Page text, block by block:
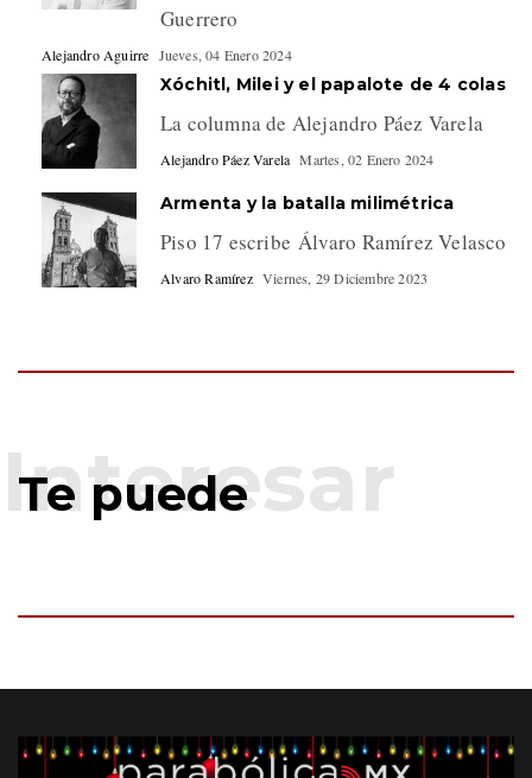
Guerrero
Alejandro Aguirre Jueves, 04 Enero 2024
Xóchitl, Milei y el papalote de 4 colas
La columna de Alejandro Páez Varela
Alejandro Páez Varela Martes, 02 Enero 2024
Armenta y la batalla milimétrica
Piso 17 escribe Álvaro Ramírez Velasco
Alvaro Ramírez Viernes, 29 Diciembre 2023
Te puede